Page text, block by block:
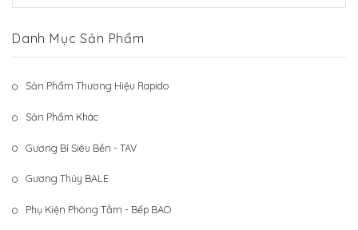
Phụ Kiện Phòng Tắm – Bếp VINA
Sản Phẩm Khác
Danh Mục Sản Phẩm
Sản Phẩm Thương Hiệu Rapido
Sản Phẩm Khác
Gương Bỉ Siêu Bền - TAV
Gương Thủy BALE
Phụ Kiện Phòng Tắm - Bếp BAO